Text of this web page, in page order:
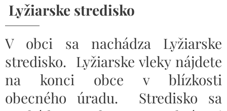
Lyžiarske stredisko
V obci sa nachádza Lyžiarske
stredisko. Lyžiarske vleky nájdete
na konci obce v blízkosti
obecného úradu. Stredisko sa